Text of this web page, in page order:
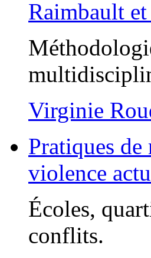
Raimbault
Virginie
Pratiques
violence
Écoles,
conflits.